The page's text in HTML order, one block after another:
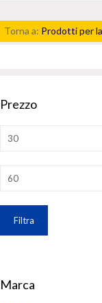
Torna a: Prodotti per
Prezzo
Prezzo
Prezzo
Filtra
Marca